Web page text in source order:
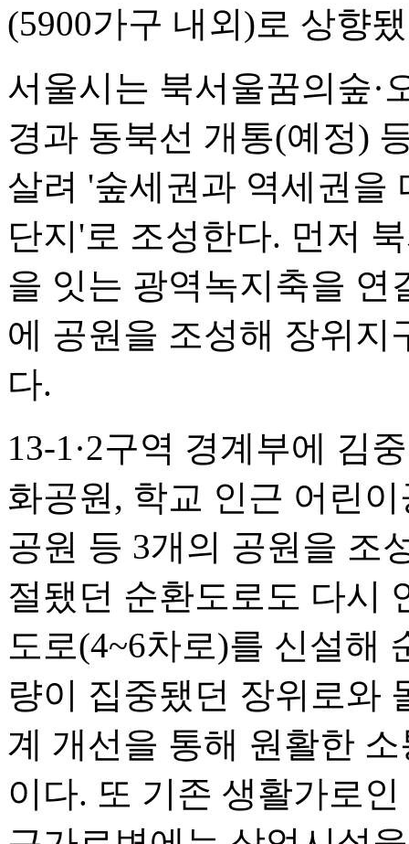
(5900가구 내외)로 상향
서울시는 북서울꿈의숲·
경과 동북선 개통(예정)
살려 '숲세권과 역세권을
단지'로 조성한다. 먼저
을 잇는 광역녹지축을 연
에 공원을 조성해 장위지
다.
13-1·2구역 경계부에 김
화공원, 학교 인근 어린
공원 등 3개의 공원을 조
절됐던 순환도로도 다시
도로(4~6차로)를 신설해
량이 집중됐던 장위로와
계 개선을 통해 원활한
이다. 또 기존 생활가로